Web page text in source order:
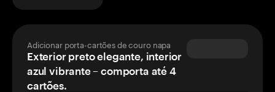
Adicionar porta-cartões de couro napa
Exterior preto elegante, interior
azul vibrante – comporta até 4
cartões.